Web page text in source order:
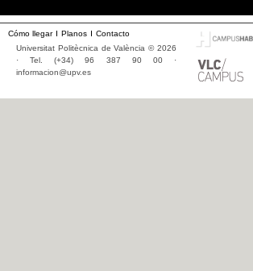
Cómo llegar Planos
Contacto
Universitat Politècnica de València © 2026
· Tel. (+34) 96 387 90 00 ·
informacion@upv.es